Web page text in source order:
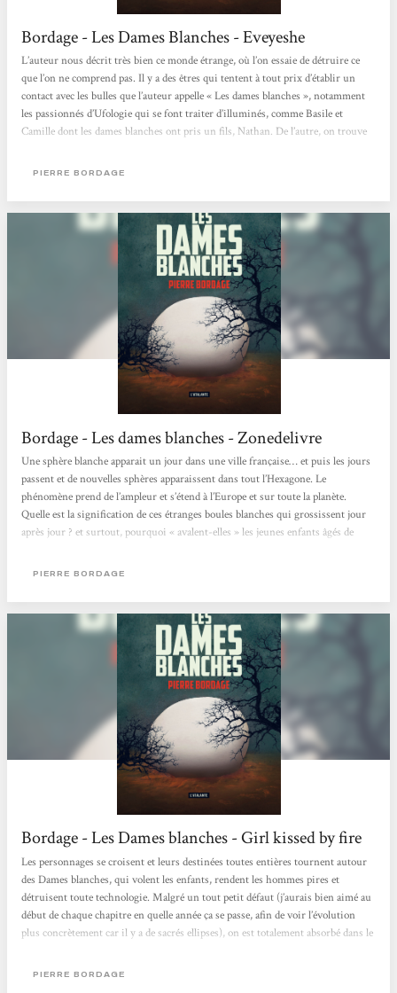
Bordage - Les Dames Blanches - Eveyeshe
L’auteur nous décrit très bien ce monde étrange, où l’on essaie de détruire ce
que l’on ne comprend pas. Il y a des êtres qui tentent à tout prix d’établir un
contact avec les bulles que l’auteur appelle « Les dames blanches », notamment
les passionnés d’Ufologie qui se font traiter d’illuminés, comme Basile et
Camille dont les dames blanches ont pris un fils, Nathan. De l’autre, on trouve
un sens à leur vie en devenant des miliciens. On s’attache quand même au
PIERRE BORDAGE
Bordage - Les dames blanches - Zonedelivre
Une sphère blanche apparait un jour dans une ville française… et puis les jours
passent et de nouvelles sphères apparaissent dans tout l’Hexagone. Le
phénomène prend de l’ampleur et s’étend à l’Europe et sur toute la planète.
Quelle est la signification de ces étranges boules blanches qui grossissent jour
après jour ? et surtout, pourquoi « avalent-elles » les jeunes enfants âgés de
coeur !! Cette découverte des romans, déjà nombreux de l’auteur français...
PIERRE BORDAGE
Bordage - Les Dames blanches - Girl kissed by fire
Les personnages se croisent et leurs destinées toutes entières tournent autour
des Dames blanches, qui volent les enfants, rendent les hommes pires et
détruisent toute technologie. Malgré un tout petit défaut (j’aurais bien aimé au
début de chaque chapitre en quelle année ça se passe, afin de voir l’évolution
plus concrètement car il y a de sacrés ellipses), on est totalement absorbé dans le
on se demande également comment on pourrait réagir dans cette situation....
PIERRE BORDAGE